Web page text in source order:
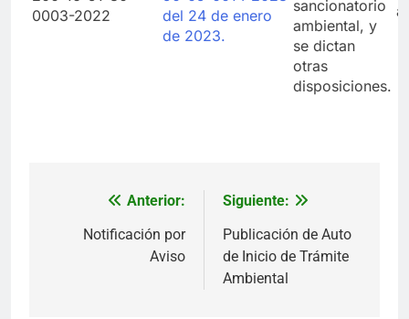
0003-2022
del 24 de enero
de 2023.
sancionatorio
ambiental, y
se dictan
otras
disposiciones.
Navegación
Anterior:
Notificación por
Aviso
Siguiente:
Publicación de Auto
de Inicio de Trámite
Ambiental